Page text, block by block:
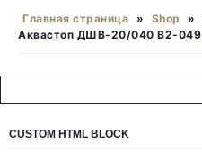
Главная страница » Shop »
Аквастоп ДШВ-20/040 В2-049
CUSTOM HTML BLOCK